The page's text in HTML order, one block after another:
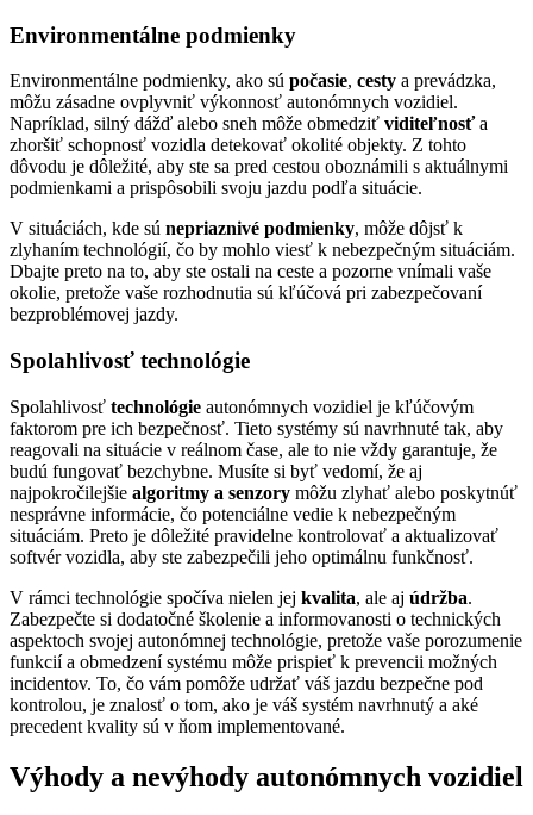
Environmentálne podmienky
Environmentálne podmienky, ako sú počasie, cesty a prevádzka,
môžu zásadne ovplyvniť výkonnosť autonómnych vozidiel.
Napríklad, silný dážď alebo sneh môže obmedziť viditeľnosťa
zhoršiť schopnosť vozidla detekovať okolité objekty. Z tohto
dôvodu je dôležité, aby ste sa pred cestou oboznámili s aktuálnymi
podmienkami a prispôsobili svoju jazdu podľa situácie.
V situáciách, kde sú nepriaznivé podmienky, môže dôjsť k
zlyhaním technológií, čo by mohlo viesť k nebezpečným situáciám.
Dbajte preto na to, aby ste ostali na ceste a pozorne vnímali vaše
okolie, pretože vaše rozhodnutia sú kľúčová pri zabezpečovaní
bezproblémovej jazdy.
Spolahlivosť technológie
Spolahlivosť technológie autonómnych vozidiel je kľúčovým
faktorom pre ich bezpečnosť. Tieto systémy sú navrhnuté tak, aby
reagovali na situácie v reálnom čase, ale to nie vždy garantuje, že
budú fungovať bezchybne. Musíte si byť vedomí, že aj
najpokročilejšie algoritmy a senzory môžu zlyhať alebo poskytnúť
nesprávne informácie, čo potenciálne vedie k nebezpečným
situáciám. Preto je dôležité pravidelne kontrolovať a aktualizovať
softvér vozidla, aby ste zabezpečili jeho optimálnu funkčnosť.
V rámci technológie spočíva nielen jej kvalita, ale aj údržba.
Zabezpečte si dodatočné školenie a informovanosti o technických
aspektoch svojej autonómnej technológie, pretože vaše porozumenie
funkcií a obmedzení systému môže prispieť k prevencii možných
incidentov. To, čo vám pomôže udržať váš jazdu bezpečne pod
kontrolou, je znalosť o tom, ako je váš systém navrhnutý a aké
precedent kvality sú v ňom implementované.
Výhody a nevýhody autonómnych vozidiel